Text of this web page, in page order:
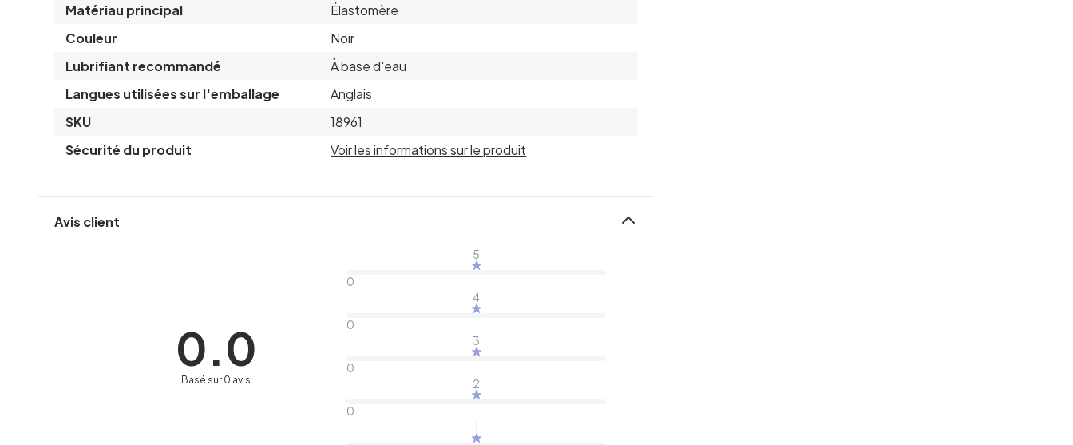
Matériau principal
Élastomère
Couleur
Noir
Lubrifiant recommandé
À base d'eau
Langues utilisées sur l'emballage
Anglais
SKU
18961
Sécurité du produit
Voir les informations sur le produit
Avis client
0.0
Basé sur 0 avis
5
0
4
0
3
0
2
0
1